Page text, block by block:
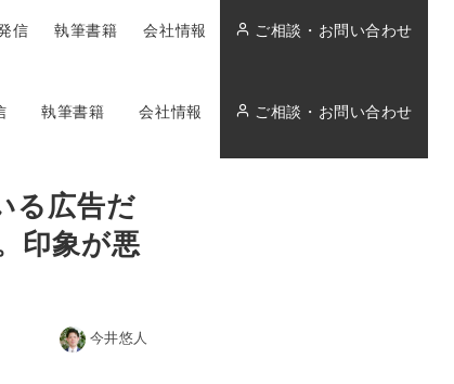
執筆書籍 会社情報 ご相談・お問い合わせ
信 執筆書籍 会社情報 ご相談・お問い合わせ
る広告だ
印象が悪
今井悠人